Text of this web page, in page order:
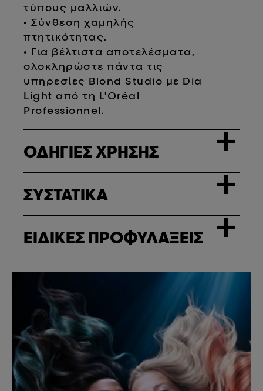
τύπους μαλλιών.
• Σύνθεση χαμηλής
πτητικότητας.
• Για βέλτιστα αποτελέσματα,
ολοκληρώστε πάντα τις
υπηρεσίες Blond Studio με Dia
Light από τη L'Oréal
Professionnel.
ΟΔΗΓΙΕΣ ΧΡΗΣΗΣ +
ΣΥΣΤΑΤΙΚΑ +
ΕΙΔΙΚΕΣ ΠΡΟΦΥΛΑΞΕΙΣ +